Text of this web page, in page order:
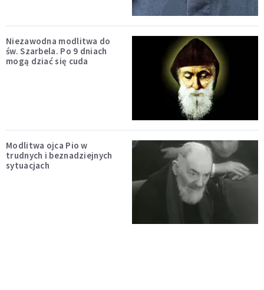
Niezawodna modlitwa do
św. Szarbela. Po 9 dniach
mogą dziać się cuda
Modlitwa ojca Pio w
trudnych i beznadziejnych
sytuacjach